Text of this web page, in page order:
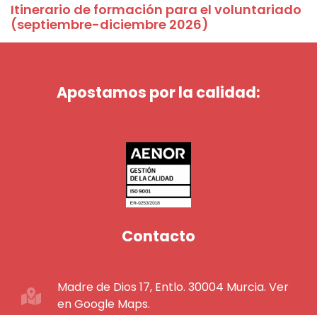
Itinerario de formación para el voluntariado
(septiembre-diciembre 2026)
Apostamos por la calidad:
Contacto
Madre de Dios 17, Entlo. 30004 Murcia. Ver
en Google Maps.